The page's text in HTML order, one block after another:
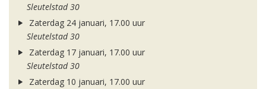
Sleutelstad 30
Zaterdag 24 januari, 17.00 uur
Sleutelstad 30
Zaterdag 17 januari, 17.00 uur
Sleutelstad 30
Zaterdag 10 januari, 17.00 uur